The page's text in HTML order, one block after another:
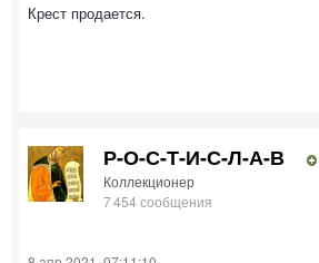
Крест продается.
Р-О-С-Т-И-С-Л-А-В
Коллекционер
7 454 сообщения